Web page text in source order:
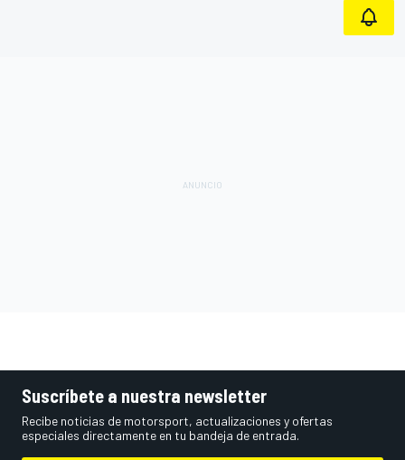
Suscríbete a nuestra newsletter
Recibe noticias de motorsport, actualizaciones y ofertas
especiales directamente en tu bandeja de entrada.